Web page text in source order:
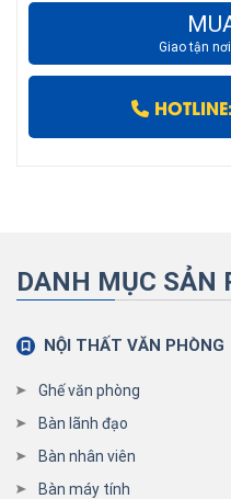
Giao tận
DANH MỤC SẢN
NỘI THẤT VĂN PHÒNG
Ghế văn phòng
Bàn lãnh đạo
Bàn nhân viên
Bàn máy tính